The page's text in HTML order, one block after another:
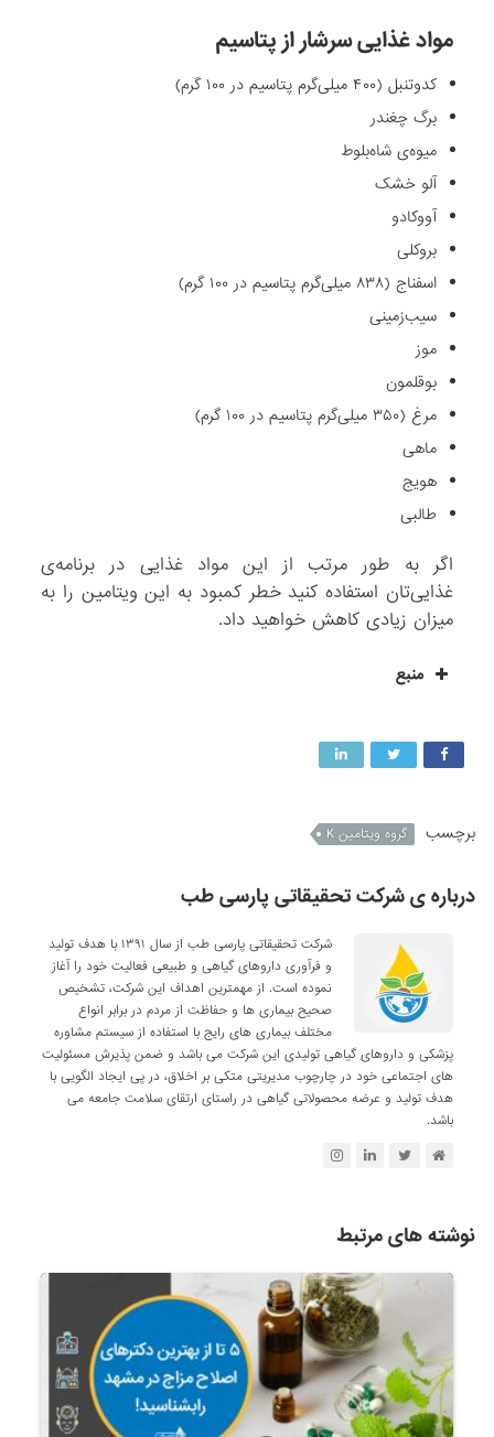
مواد غذایی سرشار از پتاسیم
کدوتنبل (۴۰۰ میلی‌گرم پتاسیم در ۱۰۰ گرم)
برگ چغندر
میوه‌ی شاه‌بلوط
آلو خشک
آووکادو
بروکلی
اسفناج (۸۳۸ میلی‌گرم پتاسیم در ۱۰۰ گرم)
سیب‌زمینی
موز
بوقلمون
مرغ (۳۵۰ میلی‌گرم پتاسیم در ۱۰۰ گرم)
ماهی
هویج
طالبی
اگر به طور مرتب از این مواد غذایی در برنامه‌ی
غذایی‌تان استفاده کنید خطر کمبود به این ویتامین را به
میزان زیادی کاهش خواهید داد.
منبع
برچسب گروه ویتامین K
درباره ی شرکت تحقیقاتی پارسی طب
شرکت تحقیقاتی پارسی طب از سال ۱۳۹۱ با هدف تولید
و فرآوری داروهای گیاهی و طبیعی فعالیت خود را آغاز
نموده است. از مهمترین اهداف این شرکت، تشخیص
صحیح بیماری ها و حفاظت از مردم در برابر انواع
مختلف بیماری های رایج با استفاده از سیستم مشاوره
پزشکی و داروهای گیاهی تولیدی این شرکت می باشد و ضمن پذیرش مسئولیت
های اجتماعی خود در چارچوب مدیریتی متکی بر اخلاق، در پی ایجاد الگویی با
هدف تولید و عرضه محصولاتی گیاهی در راستای ارتقای سلامت جامعه می
باشد.
نوشته های مرتبط